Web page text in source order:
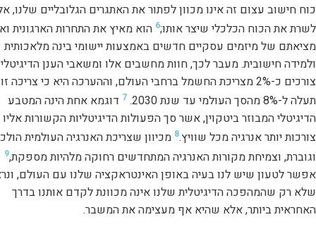
כוח חישוב עצום זה אינו מכוון לפתור את האתגרים הגלובליים שלנו,
לשרת את הכוח הכלכלי שיצר אותו;6 הוא מאיץ את התחרות הארגונית
מציאתם של מיזמים עסקיים חדשים באמצעות יישומי בינה מלאכותית
ולמידה חישובית. מעבר לכך, חוות מחשבים אלו ומשאבי הענן הדיגיטלי
צורכים כ-2% מצריכת החשמל ברחבי העולם, וההערכה היא כי צריכה זו
תעלה ל-8% מהסך העולמי עד שנת 2030.
7 דוגמא אחת הינה המטבע
הדיגיטלי המבוזר ביטקוין, אשר סך הפעולות הדיגיטליות הקשורות אליו
צורכות יותר אנרגיה מכל שוויץ.8 מכיוון שצריכת האנרגיה העולמית
וגוברת, וצמיחת מקורות האנרגיה המתחדשים רחוקה מלהיות מספקת,9
אפשר לטעון שיש לנו בעיה באופן האינטראקציה שלנו עם העולם,
שלא רק שהמהפכה הדיגיטלית שלנו אינה מכוונת לקדם אותנו בדרך
האחראית ביותר, אלא שהיא אף מעצימה את המשבר.